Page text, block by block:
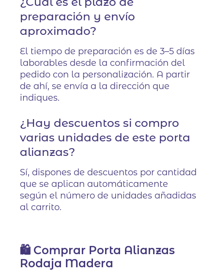
preparación y envío
aproximado?
El tiempo de preparación es de 3–5 días
laborables desde la confirmación del
pedido con la personalización. A partir
de ahí, se envía a la dirección que
indiques.
¿Hay descuentos si compro
varias unidades de este porta
alianzas?
Sí, dispones de descuentos por cantidad
que se aplican automáticamente
según el número de unidades añadidas
al carrito.
🛍️ Comprar Porta Alianzas
Rodaja Madera